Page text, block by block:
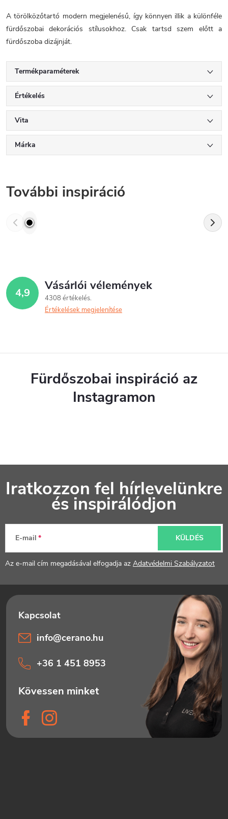
A törölközőtartó modern megjelenésű, így könnyen illik a különféle
fürdőszobai dekorációs stílusokhoz. Csak tartsd szem előtt a
fürdőszoba dizájnját.
Termékparaméterek
Értékelés
Vita
Márka
További inspiráció
4,9 Vásárlói vélemények
4308 értékelés
Értékelések megjelenítése
Fürdőszobai inspiráció az
Instagramon
á
é
Iratkozzon fel hírlevelünkre
és inspirálódjon
E-mail
Az e-mail cím megadásával elfogadja az Adatvédelmi Szabályzatot
KÜLDÉS
info@cerano.hu
+36 1 451 8953